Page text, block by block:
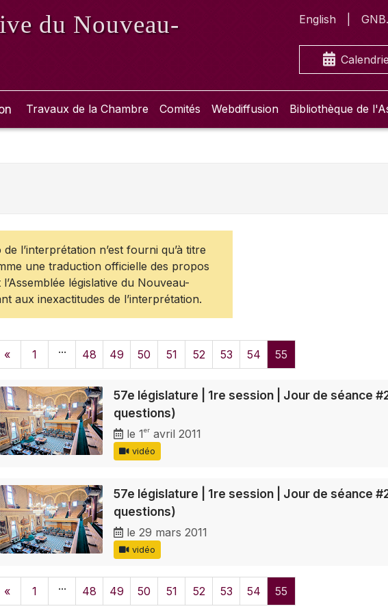
du Nouveau-
English
Travaux de la Chambre Comités Webdiffusion Bibliothèque de
l’interprétation n’est fourni qu’à titre
une traduction officielle des propos
législative du Nouveau-
aux inexactitudes de l’interprétation.
« 1 ... 48 49 50 51 52 53 54 55
57e législature | 1re session | Jour de séance
questions)
le 1er avril 2011
vidéo
57e législature | 1re session | Jour de séance
questions)
le 29 mars 2011
vidéo
« 1 ... 48 49 50 51 52 53 54 55